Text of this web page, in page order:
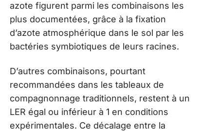
azote figurent parmi les combinaisons les
plus documentées, grâce à la fixation
d’azote atmosphérique dans le sol par les
bactéries symbiotiques de leurs racines.
D’autres combinaisons, pourtant
recommandées dans les tableaux de
compagnonnage traditionnels, restent à un
LER égal ou inférieur à 1 en conditions
expérimentales. Ce décalage entre la